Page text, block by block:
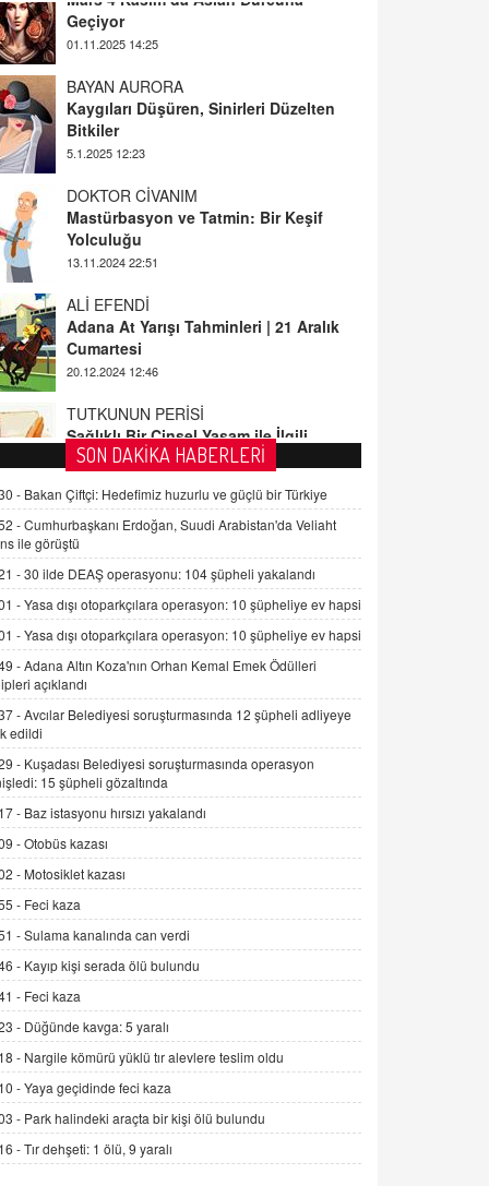
BAYAN AURORA
Kaygıları Düşüren, Sinirleri Düzelten
Bitkiler
5.1.2025 12:23
DOKTOR CİVANIM
Mastürbasyon ve Tatmin: Bir Keşif
Yolculuğu
13.11.2024 22:51
ALİ EFENDİ
Adana At Yarışı Tahminleri | 21 Aralık
Cumartesi
20.12.2024 12:46
TUTKUNUN PERİSİ
Sağlıklı Bir Cinsel Yaşam ile İlgili
Bilinmesi Gerekenler
08.11.2024 13:16
FARUK ÖNALAN
Tezkere Onaylanmasaydı…
2 Kasım 2021 Salı 00:11
AV. DOĞAN CAN DOĞAN
Kişisel verilerin korunması ve dijital
hukukun gelişimi
15.09.2025 16:17
SEHER EREK
Kış Ayları Geldi, Hangi Önlemler
Alınmalı?
İNCİ GÜL AKÖL
Trump Keşke Adana'yı da Ziyaret Etse...
06.07.2026 13:00
ADEM AKÖL
Esed Destekçilerinin Yüzüne Vurulan
Şamar: Sednaya
11.12.2024 12:30
DR. EKREM ASLAN
Gerçek Ne, Algı Ne? "Beraber
Yürüyoruz" Cümlesinin Peşinden
19.07.2025 12:45
GÖNÜL MENEKŞE
Şifacının Yolu
04.11.2025 12:56
SON DAKİKA HABERLERİ
- Bakan Çiftçi: Hedefimiz huzurlu ve güçlü bir Türkiye
-Cumhurbaşkanı Erdoğan, Suudi Arabistan'da Veliaht
ile görüştü
-30 ilde DEAŞ operasyonu: 104 şüpheli yakalandı
-Yasa dışı otoparkçılara operasyon: 10 şüpheliye ev hapsi
-Yasa dışı otoparkçılara operasyon: 10 şüpheliye ev hapsi
-Adana Altın Koza'nın Orhan Kemal Emek Ödülleri
açıklandı
-Avcılar Belediyesi soruşturmasında 12 şüpheli adliyeye
edildi
- Kuşadası Belediyesi soruşturmasında operasyon
15 şüpheli gözaltında
- Baz istasyonu hırsızı yakalandı
-Otobüs kazası
- Motosiklet kazası
- Feci kaza
-Sulama kanalında can verdi
- Kayıp kişi serada ölü bulundu
- Feci kaza
- Düğünde kavga: 5 yaralı
- Nargile kömürü yüklü tır alevlere teslim oldu
-Yaya geçidinde feci kaza
- Park halindeki araçta bir kişi ölü bulundu
-Tır dehşeti: 1 ölü, 9 yaralı